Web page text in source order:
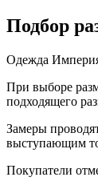
Подбор
Одежда Империя
При выборе
подходящего
Замеры
выступающим
Покупатели